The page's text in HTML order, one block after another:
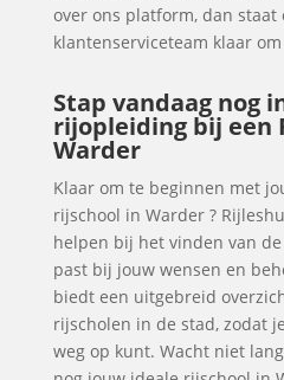
over ons platform, dan staat
klantenserviceteam klaar
Stap vandaag nog
rijopleiding bij een
Warder
Klaar om te beginnen met
rijschool in Warder ?
helpen bij het vinden van
past bij jouw wensen en
biedt een uitgebreid
rijscholen in de stad, zodat
weg op kunt. Wacht niet